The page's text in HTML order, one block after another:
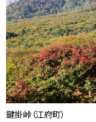
鍵掛峠（江府町）